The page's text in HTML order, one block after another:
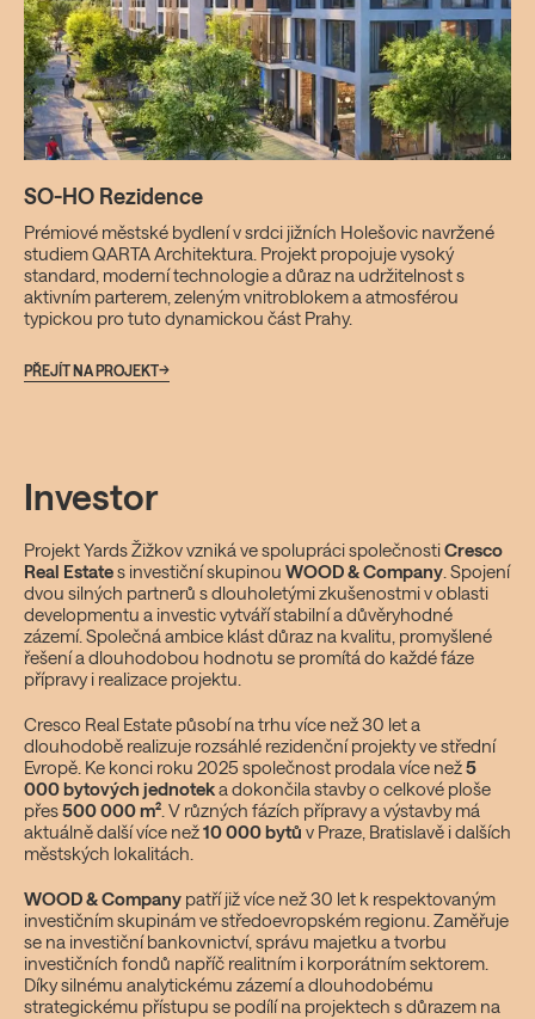
SO-HO Rezidence
Prémiové městské bydlení v srdci jižních Holešovic navržené
studiem QARTA Architektura. Projekt propojuje vysoký
standard, moderní technologie a důraz na udržitelnost s
aktivním parterem, zeleným vnitroblokem a atmosférou
typickou pro tuto dynamickou část Prahy.
PŘEJÍT NA PROJEKT
Investor
Projekt Yards Žižkov vzniká ve spolupráci společnostiCresco
Real Estates investiční skupinou WOOD & Company . Spojení
dvou silných partnerů s dlouholetými zkušenostmi v oblasti
developmentu a investic vytváří stabilní a důvěryhodné
zázemí. Společná ambice klást důraz na kvalitu, promyšlené
řešení a dlouhodobou hodnotu se promítá do každé fáze
přípravy i realizace projektu.
Cresco Real Estate působí na trhu více než 30 let a
dlouhodobě realizuje rozsáhlé rezidenční projekty ve střední
Evropě. Ke konci roku 2025 společnost prodala více než5
000 bytových jednoteka dokončila stavby o celkové ploše
přes500 000 m² . V různých fázích přípravy a výstavby má
aktuálně další více než10 000 bytů v Praze, Bratislavě i dalších
městských lokalitách.
WOOD & Company patří již více než 30 let k respektovaným
investičním skupinám ve středoevropském regionu. Zaměřuje
se na investiční bankovnictví, správu majetku a tvorbu
investičních fondů napříč realitním i korporátním sektorem.
Díky silnému analytickému zázemí a dlouhodobému
strategickému přístupu se podílí na projektech s důrazem na